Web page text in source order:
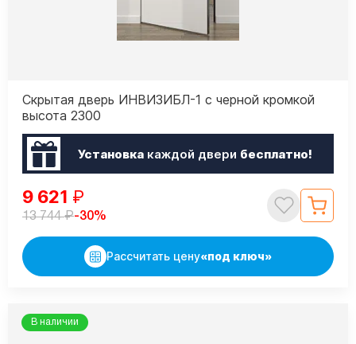
Скрытая дверь ИНВИЗИБЛ-1 с черной кромкой
высота 2300
Установкакаждой двери бесплатно!
9 621 ₽
13 744₽-30%
Рассчитать цену«под ключ»
В наличии